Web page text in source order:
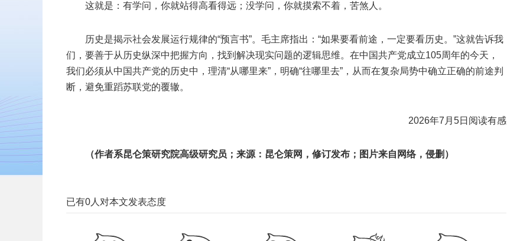
这就是：有学问，你就站得高看得远；没学问，你就摸索不着，苦煞人。
历史是揭示社会发展运行规律的“预言书”。毛主席指出：“如果要看前途，一定要看历史。”这就告诉我
们，要善于从历史纵深中把握方向，找到解决现实问题的逻辑思维。在中国共产党成立105周年的今天，
我们必须从中国共产党的历史中，理清“从哪里来”，明确“往哪里去”，从而在复杂局势中确立正确的前途判
断，避免重蹈苏联党的覆辙。
2026年7月5日阅读有感
（作者系昆仑策研究院高级研究员；来源：昆仑策网，修订发布；图片来自网络，侵删）
已有0 人对本文发表态度